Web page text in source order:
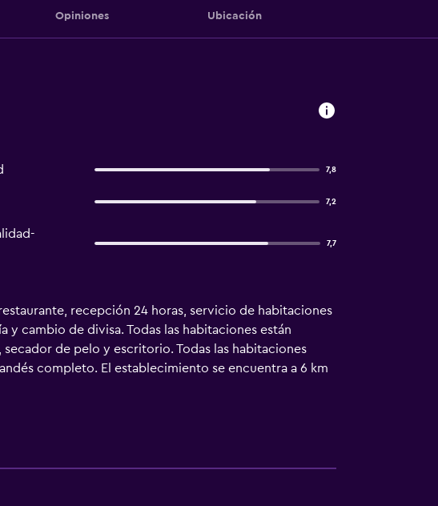
Opiniones Ubicación
7,8
7,2
7,7
recepción 24 horas, servicio de habitaciones
cambio de divisa. Todas las habitaciones están
de pelo y escritorio. Todas las habitaciones
completo. El establecimiento se encuentra a 6 km
de tren de Surat, a 15 km de la zona industrial Hazira y
km.